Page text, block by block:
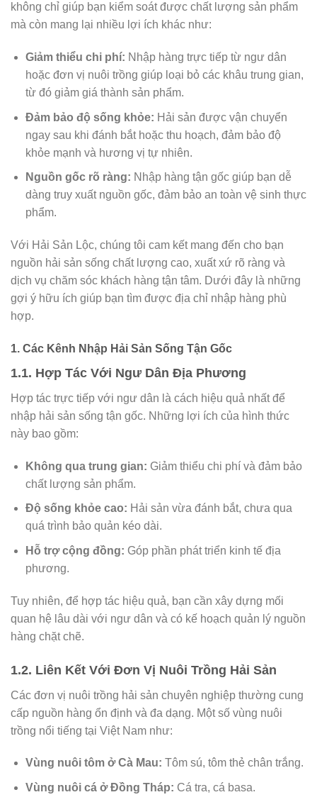
không chỉ giúp bạn kiểm soát được chất lượng sản phẩm
mà còn mang lại nhiều lợi ích khác như:
Giảm thiểu chi phí: Nhập hàng trực tiếp từ ngư dân
hoặc đơn vị nuôi trồng giúp loại bỏ các khâu trung gian,
từ đó giảm giá thành sản phẩm.
Đảm bảo độ sống khỏe: Hải sản được vận chuyển
ngay sau khi đánh bắt hoặc thu hoạch, đảm bảo độ
khỏe mạnh và hương vị tự nhiên.
Nguồn gốc rõ ràng: Nhập hàng tận gốc giúp bạn dễ
dàng truy xuất nguồn gốc, đảm bảo an toàn vệ sinh thực
phẩm.
Với Hải Sản Lộc, chúng tôi cam kết mang đến cho bạn
nguồn hải sản sống chất lượng cao, xuất xứ rõ ràng và
dịch vụ chăm sóc khách hàng tận tâm. Dưới đây là những
gợi ý hữu ích giúp bạn tìm được địa chỉ nhập hàng phù
hợp.
1. Các Kênh Nhập Hải Sản Sống Tận Gốc
1.1. Hợp Tác Với Ngư Dân Địa Phương
Hợp tác trực tiếp với ngư dân là cách hiệu quả nhất để
nhập hải sản sống tận gốc. Những lợi ích của hình thức
này bao gồm:
Không qua trung gian: Giảm thiểu chi phí và đảm bảo
chất lượng sản phẩm.
Độ sống khỏe cao: Hải sản vừa đánh bắt, chưa qua
quá trình bảo quản kéo dài.
Hỗ trợ cộng đồng: Góp phần phát triển kinh tế địa
phương.
Tuy nhiên, để hợp tác hiệu quả, bạn cần xây dựng mối
quan hệ lâu dài với ngư dân và có kế hoạch quản lý nguồn
hàng chặt chẽ.
1.2. Liên Kết Với Đơn Vị Nuôi Trồng Hải Sản
Các đơn vị nuôi trồng hải sản chuyên nghiệp thường cung
cấp nguồn hàng ổn định và đa dạng. Một số vùng nuôi
trồng nổi tiếng tại Việt Nam như:
Vùng nuôi tôm ở Cà Mau: Tôm sú, tôm thẻ chân trắng.
Vùng nuôi cá ở Đồng Tháp: Cá tra, cá basa.